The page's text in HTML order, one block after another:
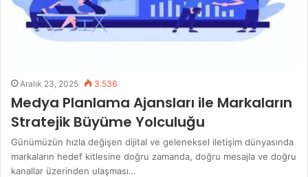
Aralık 23, 2025 3.536
Medya Planlama Ajansları ile Markaların
Stratejik Büyüme Yolculuğu
Günümüzün hızla değişen dijital ve geleneksel iletişim dünyasında
markaların hedef kitlesine doğru zamanda, doğru mesajla ve doğru
kanallar üzerinden ulaşması…